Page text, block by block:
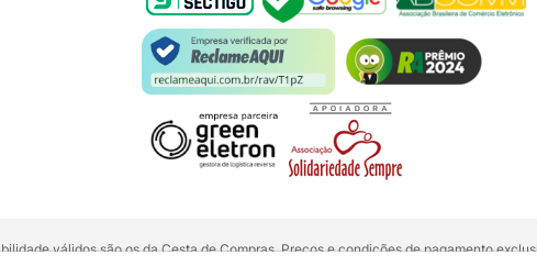
válidos são os da Cesta de Compras. Preços e condições de pagamento
5 unidades do mesmo produto, entre em contato com o nosso canal de